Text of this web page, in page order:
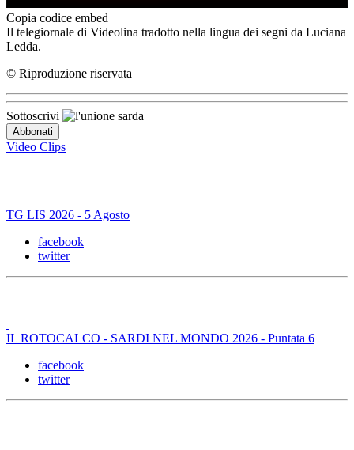
Copia codice embed
Il telegiornale di Videolina tradotto nella lingua dei segni da Luciana
Ledda.
© Riproduzione riservata
Sottoscrivi
Video Clips
TG LIS 2026 - 5 Agosto
facebook
twitter
IL ROTOCALCO - SARDI NEL MONDO 2026 - Puntata 6
facebook
twitter